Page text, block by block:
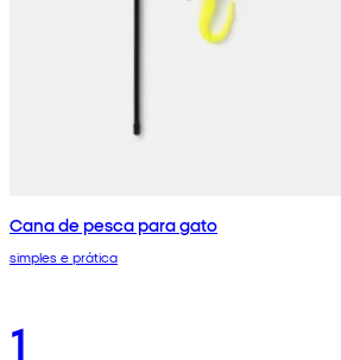
Cana de pesca para gato
simples e prática
1